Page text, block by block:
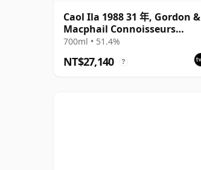
Caol Ila 1988 31 年, Gordon &
Macphail Connoisseurs
Choice - Cask 225
700ml • 51.4%
NT$27,140 ?